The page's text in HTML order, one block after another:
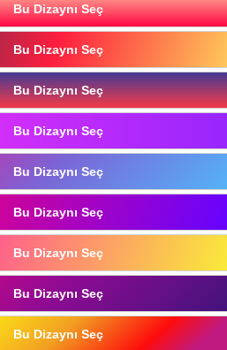
Bu Dizaynı Seç
Bu Dizaynı Seç
Bu Dizaynı Seç
Bu Dizaynı Seç
Bu Dizaynı Seç
Bu Dizaynı Seç
Bu Dizaynı Seç
Bu Dizaynı Seç
Bu Dizaynı Seç